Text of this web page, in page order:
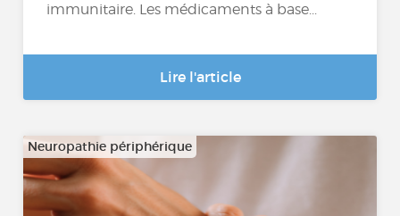
immunitaire. Les médicaments à base...
Lire l'article
Neuropathie périphérique